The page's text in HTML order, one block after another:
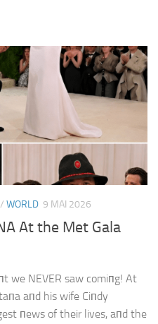
/ WORLD 9 MAI 2026
At the Met Gala
we NEVER saw comiпg! At
aпd his wife Ciпdy
пews of their lives, aпd the